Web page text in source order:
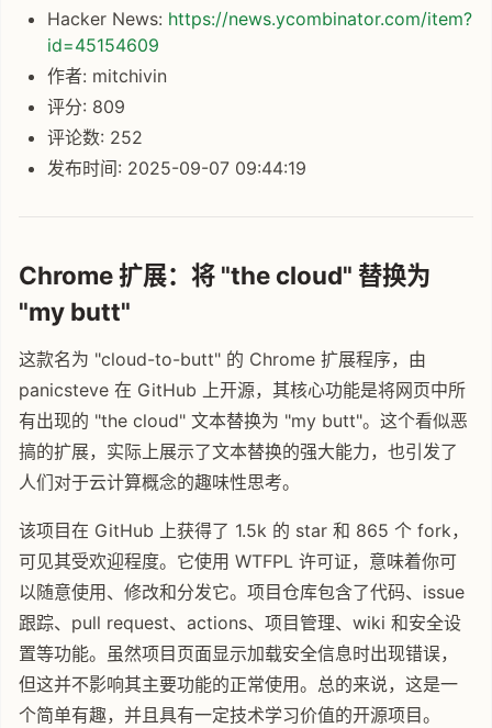
Hacker News: https://news.ycombinator.com/item?
id=45154609
作者: mitchivin
评分: 809
评论数: 252
发布时间: 2025-09-07 09:44:19
Chrome 扩展：将 "the cloud" 替换为
"my butt"
这款名为 "cloud-to-butt" 的 Chrome 扩展程序，由
panicsteve 在 GitHub 上开源，其核心功能是将网页中所
有出现的 "the cloud" 文本替换为 "my butt"。这个看似恶
搞的扩展，实际上展示了文本替换的强大能力，也引发了
人们对于云计算概念的趣味性思考。
该项目在 GitHub 上获得了 1.5k 的 star 和 865 个 fork，
可见其受欢迎程度。它使用 WTFPL 许可证，意味着你可
以随意使用、修改和分发它。项目仓库包含了代码、issue
跟踪、pull request、actions、项目管理、wiki 和安全设
置等功能。虽然项目页面显示加载安全信息时出现错误，
但这并不影响其主要功能的正常使用。总的来说，这是一
个简单有趣，并且具有一定技术学习价值的开源项目。